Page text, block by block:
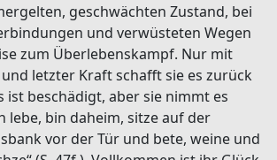
geschwächten Zustand, bei
und verwüsteten Wegen
zum Überlebenskampf. Nur mit
letzter Kraft schafft sie es zurück
ist beschädigt, aber sie nimmt es
lebe, bin daheim, sitze auf der
vor der Tür und bete, weine und